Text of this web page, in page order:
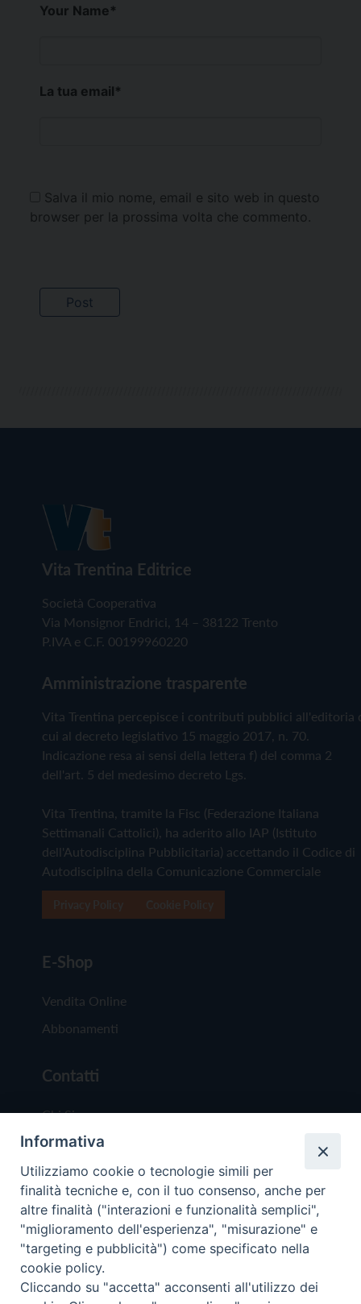
Your Name*
La tua email*
Salva il mio nome, email e sito web in questo
browser per la prossima volta che commento.
Vita Trentina Editrice
Società Cooperativa
Via Monsignor Endrici, 14 – 38122 Trento
P.IVA e C.F. 00199960220
Amministrazione trasparente
Vita Trentina percepisce i contributi pubblici all'editoria
cui al decreto legislativo 15 maggio 2017, n. 70.
Indicazione resa ai sensi della lettera f) del comma 2
dell'art. 5 del medesimo decreto Lgs.
Vita Trentina, tramite la Fisc (Federazione Italiana
Settimanali Cattolici), ha aderito allo IAP (Istituto
dell'Autodisciplina Pubblicitaria) accettando il Codice di
Autodisciplina della Comunicazione Commerciale
E-Shop
Vendita Online
Abbonamenti
Contatti
Chi Siamo
Redazione
Scrivici
Copyright © 2019 - Tutti i diritti riservati - Vita
Trentina Editrice
Informativa
Utilizziamo cookie o tecnologie simili per
finalità tecniche e, con il tuo consenso, anche per
altre finalità ("interazioni e funzionalità semplici",
"miglioramento dell'esperienza", "misurazione" e
"targeting e pubblicità") come specificato nella
cookie policy.
Cliccando su "accetta" acconsenti all'utilizzo dei